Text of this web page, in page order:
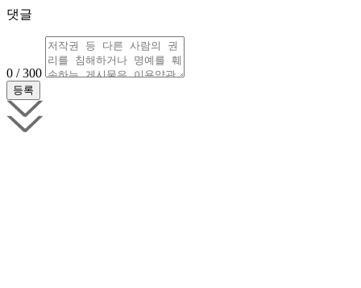
댓글
0 / 300